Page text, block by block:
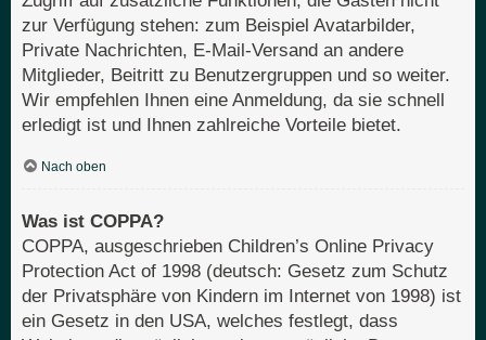
zur Verfügung stehen: zum Beispiel Avatarbilder,
Private Nachrichten, E-Mail-Versand an andere
Mitglieder, Beitritt zu Benutzergruppen und so weiter.
Wir empfehlen Ihnen eine Anmeldung, da sie schnell
erledigt ist und Ihnen zahlreiche Vorteile bietet.
Nach oben
Was ist COPPA?
COPPA, ausgeschrieben Children’s Online Privacy
Protection Act of 1998 (deutsch: Gesetz zum Schutz
der Privatsphäre von Kindern im Internet von 1998) ist
ein Gesetz in den USA, welches festlegt, dass